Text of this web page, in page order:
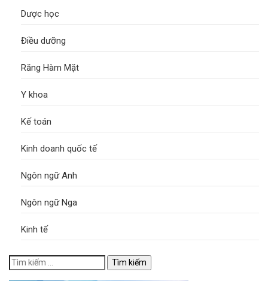
Dược học
Điều dưỡng
Răng Hàm Mặt
Y khoa
Kế toán
Kinh doanh quốc tế
Ngôn ngữ Anh
Ngôn ngữ Nga
Kinh tế